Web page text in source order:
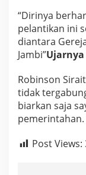
“Dirinya
pelantikan ini
diantara
Jambi”
Robinson
tidak
biarkan saja
pemerintahan.
Post Views: